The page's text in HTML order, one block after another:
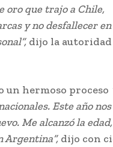
oro que trajo a Chile,
y no desfallecer
dijo la
hermoso proceso
Este año nos
Me alcanzó la
Argentina”, dijo con